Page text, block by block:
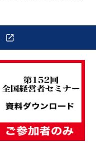
open_in_new